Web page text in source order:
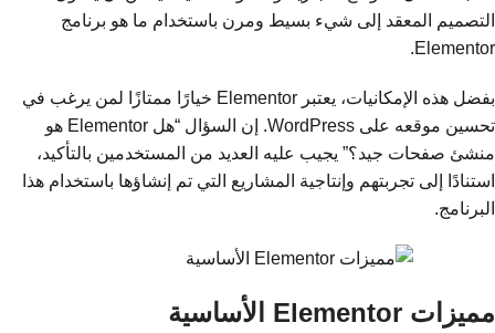
التصميم المعقد إلى شيء بسيط ومرن باستخدام ما هو برنامج
Elementor.
بفضل هذه الإمكانيات، يعتبر Elementor خيارًا ممتازًا لمن يرغب في
تحسين موقعه على WordPress. إن السؤال “هل Elementor هو
منشئ صفحات جيد؟” يجيب عليه العديد من المستخدمين بالتأكيد،
استنادًا إلى تجربتهم وإنتاجية المشاريع التي تم إنشاؤها باستخدام هذا
البرنامج.
مميزات Elementor الأساسية